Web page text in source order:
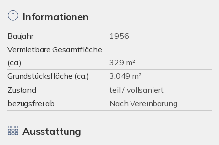
Informationen
Baujahr
1956
Vermietbare Gesamtfläche
(ca.)
329 m²
Grundstücksfläche (ca.)
3.049 m²
Zustand
teil / vollsaniert
bezugsfrei ab
Nach Vereinbarung
Ausstattung